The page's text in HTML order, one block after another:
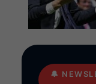
🔔